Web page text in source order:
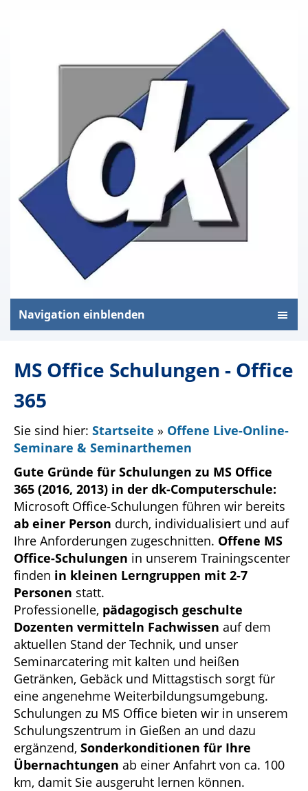
Navigation einblenden
MS Office Schulungen - Office
365
Sie sind hier: Startseite » Offene Live-Online-
Seminare & Seminarthemen
Gute Gründe für Schulungen zu MS Office
365 (2016, 2013) in der dk-Computerschule:
Microsoft Office-Schulungen führen wir bereits
ab einer Person durch, individualisiert und auf
Ihre Anforderungen zugeschnitten. Offene MS
Office-Schulungen in unserem Trainingscenter
finden in kleinen Lerngruppen mit 2-7
Personen statt.
Professionelle, pädagogisch geschulte
Dozenten vermitteln Fachwissen auf dem
aktuellen Stand der Technik, und unser
Seminarcatering mit kalten und heißen
Getränken, Gebäck und Mittagstisch sorgt für
eine angenehme Weiterbildungsumgebung.
Schulungen zu MS Office bieten wir in unserem
Schulungszentrum in Gießen an und dazu
ergänzend, Sonderkonditionen für Ihre
Übernachtungen ab einer Anfahrt von ca. 100
km, damit Sie ausgeruht lernen können.